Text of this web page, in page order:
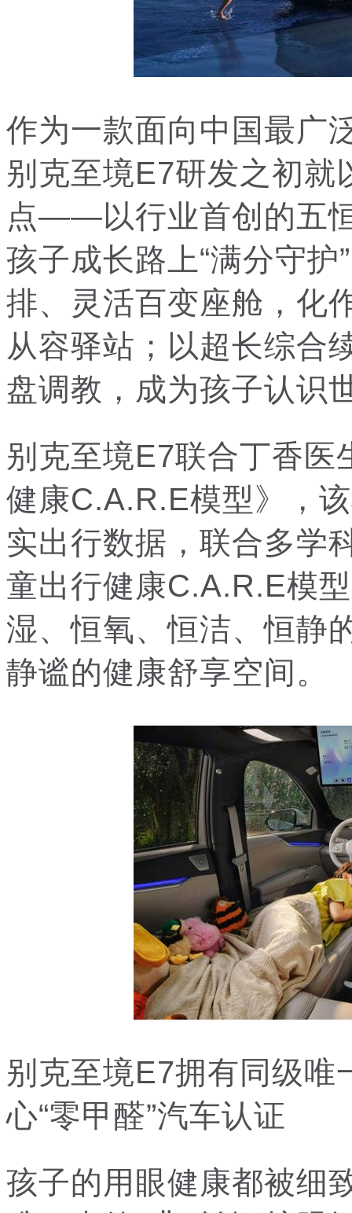
作为一款面向中国最广
别克至境E7研发之初就
点——以行业首创的五
孩子成长路上“满分守
排、灵活百变座舱，化
从容驿站；以超长综合
盘调教，成为孩子认识
别克至境E7联合丁香医
健康C.A.R.E模型》，
实出行数据，联合多学
童出行健康C.A.R.E模
湿、恒氧、恒洁、恒静
静谧的健康舒享空间。
别克至境E7拥有同级唯
心“零甲醛”汽车认证
孩子的用眼健康都被细